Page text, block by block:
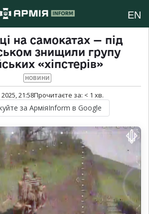
EN
на самокатах — під
знищили групу
«хіпстерів»
НОВИНИ
21:58Прочитаєте за: < 1 хв.
за АрміяInform в Google